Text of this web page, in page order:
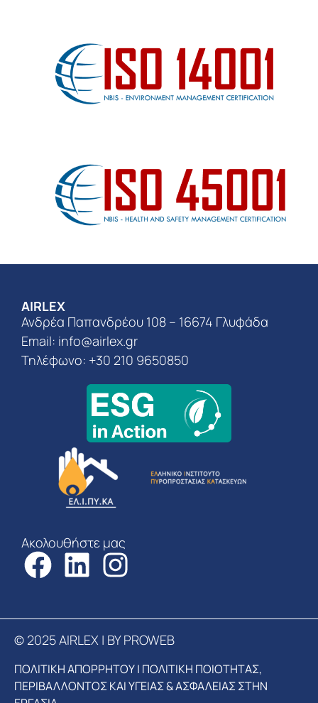
AIRLEX
Ανδρέα Παπανδρέου 108 – 16674 Γλυφάδα
Email: info@airlex.gr
Τηλέφωνο: +30 210 9650850
Ακολουθήστε μας
© 2025 AIRLEX | BY PROWEB
ΠΟΛΙΤΙΚΗ ΑΠΟΡΡΗΤΟΥ| ΠΟΛΙΤΙΚΗ ΠΟΙΟΤΗΤΑΣ,
ΠΕΡΙΒΑΛΛΟΝΤΟΣ ΚΑΙ ΥΓΕΙΑΣ & ΑΣΦΑΛΕΙΑΣ ΣΤΗΝ